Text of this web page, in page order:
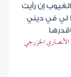
إن رأيت
لي في ديني
الأنصاري الخزرجي